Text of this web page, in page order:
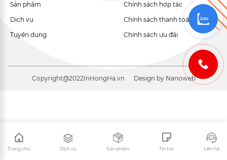
Sản phẩm
Dịch vụ
Tuyển dụng
Chính sách hợp tác
Chính sách thanh toán
Chính sách ưu đãi
Copyright@2022InHongHa.vn Design by Nanoweb
Trang chủ Dịch vụ Sản phẩm Tin tức Liên hệ